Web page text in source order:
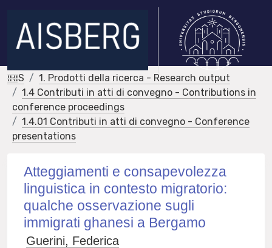
IRIS
1. Prodotti della ricerca - Research output
1.4 Contributi in atti di convegno - Contributions in
conference proceedings
1.4.01 Contributi in atti di convegno - Conference
presentations
Atteggiamenti e consapevolezza
linguistica in contesto migratorio:
qualche osservazione sugli
immigrati ghanesi a Bergamo
Guerini, Federica